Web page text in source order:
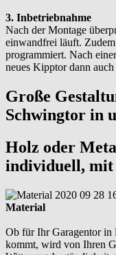
3. Inbetriebnahme
Nach der Montage
einwandfrei läuft.
programmiert. Nach
neues Kipptor dann
Große
Schwingtor in
Holz oder
individuell, mit
Material
Ob für Ihr Garagentor
kommt, wird von Ihren